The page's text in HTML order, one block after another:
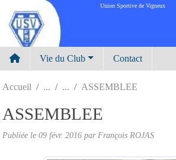
Union Sportive de Vigneux
Vie du Club Contact
Accueil ASSEMBLEE
ASSEMBLEE
Publiée le 09 févr. 2016 par François ROJAS
Panneau de gestion des cookies